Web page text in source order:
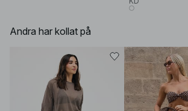
Andra har kollat på